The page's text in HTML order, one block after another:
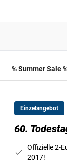
% Summer Sale
Einzelangebot
60.
Offizielle 2-
2017!